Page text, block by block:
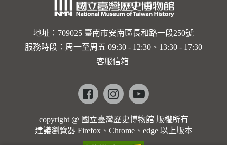
地址：709025 臺南市安南區長和路一段250號
服務時段：周一至周五 09:30 - 12:30、13:30 - 17:30
客服信箱
Facebookinstagramyoutube
copyright @ 國立臺灣歷史博物館 版權所有
建議瀏覽器 Firefox、Chrome、edge 以上版本